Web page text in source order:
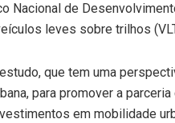
Nacional de
leves sobre trilhos
que tem uma
para promover a
em mobilidade